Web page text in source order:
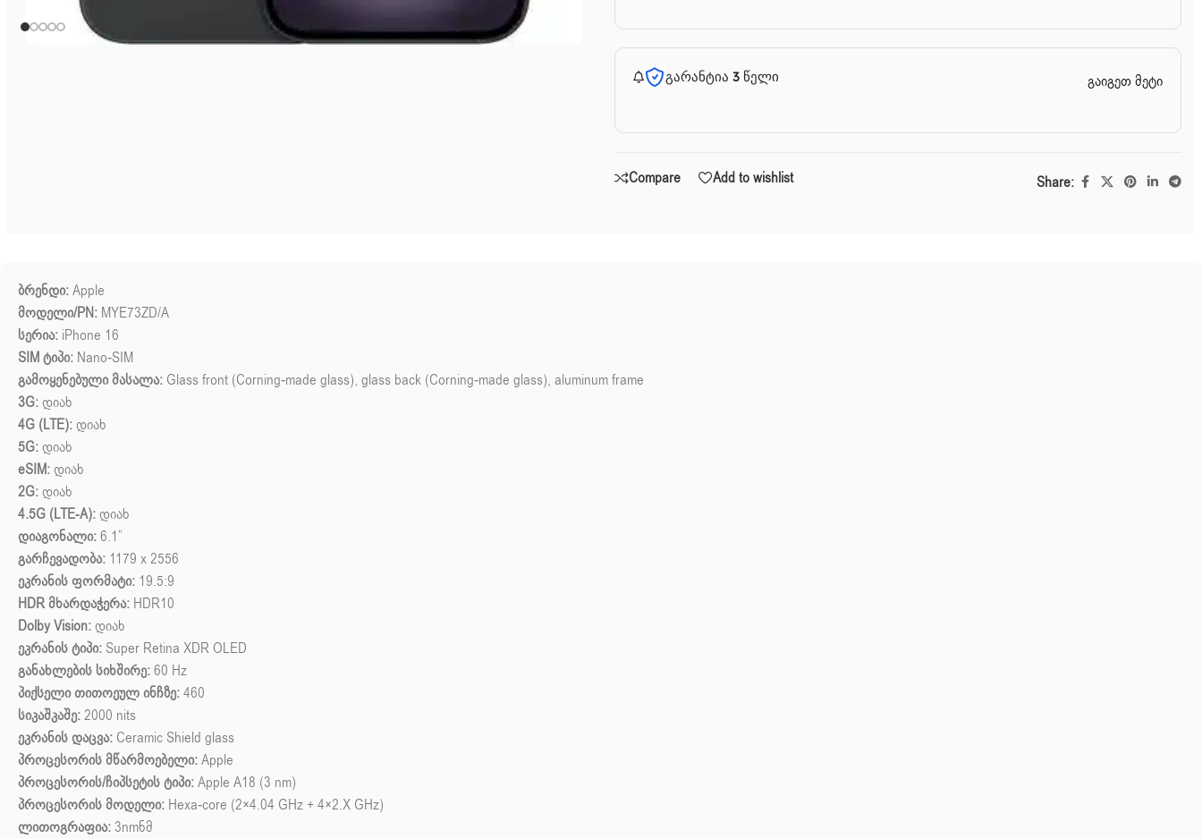
გარანტია 3 წელი გაიგეთ მეტი
Compare Add to wishlist Share:
ბრენდი:Apple
მოდელი/PN: MYE73ZD/A
სერია: iPhone 16
SIM ტიპი: Nano-SIM
გამოყენებული მასალა: Glass front (Corning-made glass), glass back (Corning-made glass), aluminum frame
3G: დიახ
4G (LTE): დიახ
5G: დიახ
eSIM: დიახ
2G: დიახ
4.5G (LTE-A): დიახ
დიაგონალი:6.1”
გარჩევადობა: 1179 x 2556
ეკრანის ფორმატი: 19.5:9
HDR მხარდაჭერა: HDR10
Dolby Vision: დიახ
ეკრანის ტიპი: Super Retina XDR OLED
განახლების სიხშირე:60 Hz
პიქსელი თითოეულ ინჩზე:460
სიკაშკაშე:2000 nits
ეკრანის დაცვა: Ceramic Shield glass
პროცესორის მწარმოებელი:Apple
პროცესორის/ჩიპსეტის ტიპი:Apple A18 (3 nm)
პროცესორის მოდელი: Hexa-core (2×4.04 GHz + 4×2.X GHz)
ლითოგრაფია: 3nmნმ